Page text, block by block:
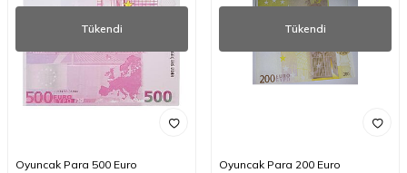
Tükendi
Oyuncak Para 500 Euro
Tükendi
Oyuncak Para 200 Euro